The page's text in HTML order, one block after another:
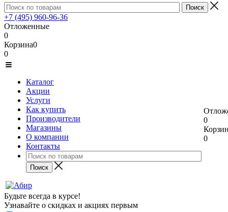
+7 (495) 960-96-36
Отложенные
0
Корзина0
0
Каталог
Акции
Услуги
Как купить
Производители
Магазины
О компании
Контакты
0
0
Будьте всегда в курсе!
Узнавайте о скидках и акциях первым